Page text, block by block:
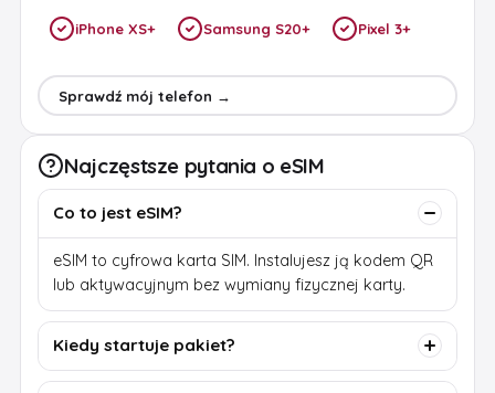
iPhone XS+ Samsung S20+ Pixel 3+
Sprawdź mój telefon →
Najczęstsze pytania o eSIM
Co to jest eSIM?
eSIM to cyfrowa karta SIM. Instalujesz ją kodem QR
lub aktywacyjnym bez wymiany fizycznej karty.
Kiedy startuje pakiet?